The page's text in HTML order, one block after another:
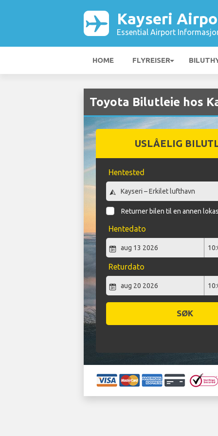
Kayseri
Essential Airport
HOME FLYREISER
Toyota Bilutleie hos
USLÅELIG
Hentested
Returner bilen til en annen
Hentedato
Returdato
SØK